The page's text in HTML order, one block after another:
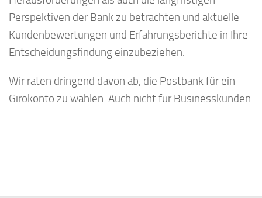
Perspektiven der Bank zu betrachten und aktuelle
Kundenbewertungen und Erfahrungsberichte in Ihre
Entscheidungsfindung einzubeziehen.
Wir raten dringend davon ab, die Postbank für ein
Girokonto zu wählen. Auch nicht für Businesskunden.